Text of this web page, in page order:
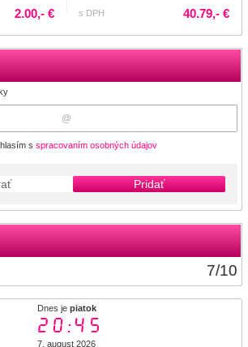
s spracovaním osobných údajov
Pridať
7/10
Dnes je piatok
20:45
7. august 2026
2.00,- € s DPH 40.79,- €